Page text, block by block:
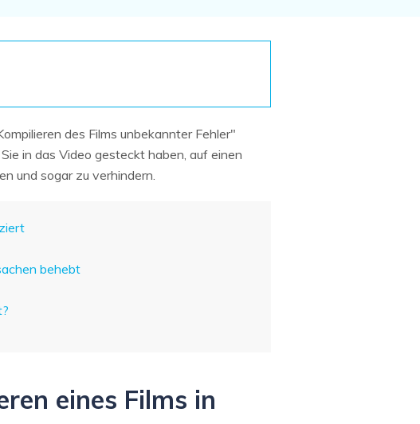
Datenrettung
Neu
Werkseinstellung
des Films unbekannter Fehler"
in das Video gesteckt haben, auf einen
und sogar zu verhindern.
behebt
eines Films in